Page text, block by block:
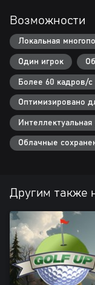
Возможности
Локальная
Один игрок
Более 60 кадров/с
Оптимизировано
Интеллектуальная
Облачные
Другим также